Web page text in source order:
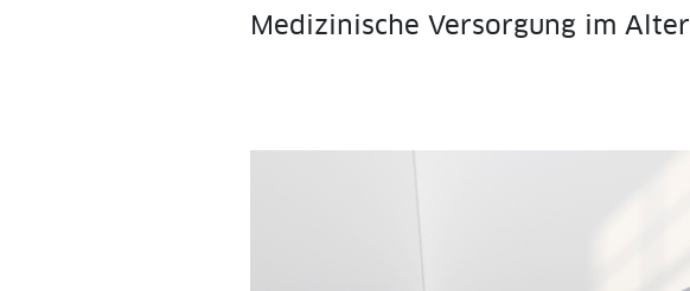
Medizinische Versorgung im Alter